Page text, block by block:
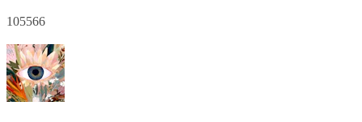
105566